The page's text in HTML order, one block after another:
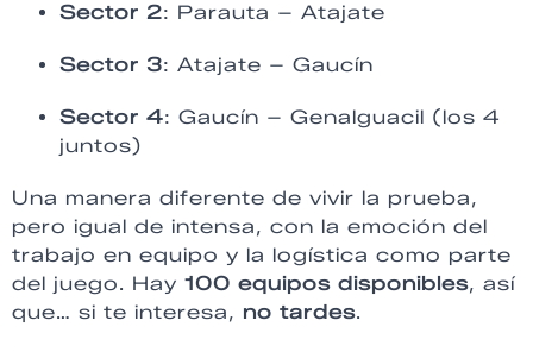
Sector 2: Parauta – Atajate
Sector 3: Atajate – Gaucín
Sector 4: Gaucín – Genalguacil (los 4
juntos)
Una manera diferente de vivir la prueba,
pero igual de intensa, con la emoción del
trabajo en equipo y la logística como parte
del juego. Hay 100 equipos disponibles, así
que… si te interesa, no tardes.